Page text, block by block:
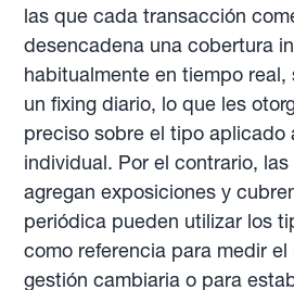
las que cada transacción
desencadena una cobertura
habitualmente en tiempo
un fixing diario, lo que les
preciso sobre el tipo aplicado
individual. Por el contrario,
agregan exposiciones y
periódica pueden utilizar los
como referencia para medir
gestión cambiaria o para